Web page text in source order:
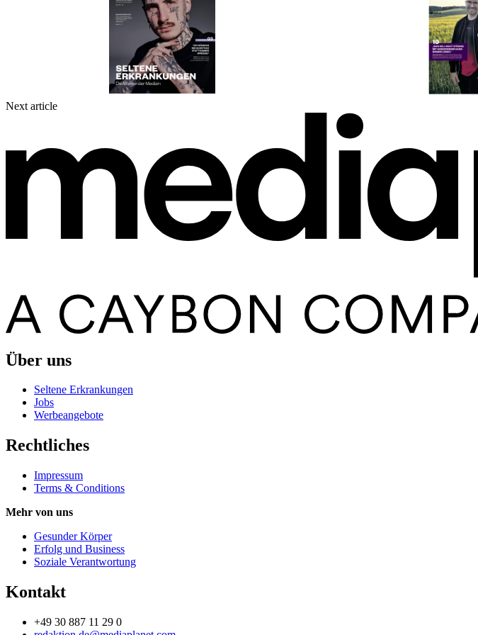
Next article
Über uns
Seltene Erkrankungen
Jobs
Werbeangebote
Rechtliches
Impressum
Terms & Conditions
Mehr von uns
Gesunder Körper
Erfolg und Business
Soziale Verantwortung
Kontakt
+49 30 887 11 29 0